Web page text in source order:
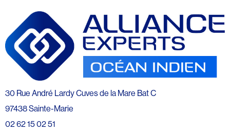
30 Rue André Lardy Cuves de la Mare Bat C
97438 Sainte-Marie
02 62 15 02 51